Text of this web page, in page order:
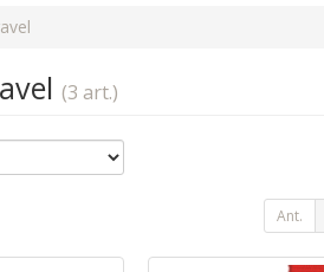
(3 art.)
Ant.